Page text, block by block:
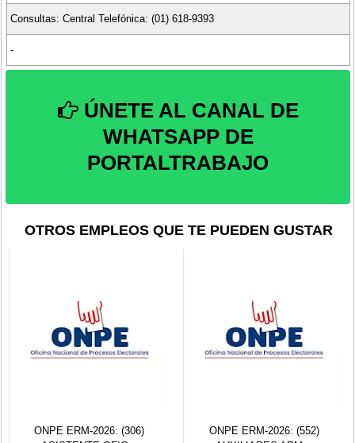
Consultas: Central Telefónica: (01) 618-9393
-
ÚNETE AL CANAL DE
WHATSAPP DE
PORTALTRABAJO
OTROS EMPLEOS QUE TE PUEDEN GUSTAR
ONPE ERM-2026: (306)
ONPE ERM-2026: (552)